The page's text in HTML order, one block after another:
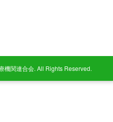
機関連合会. All Rights Reserved.